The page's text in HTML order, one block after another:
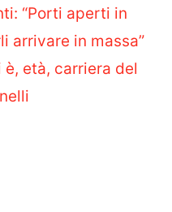
“Porti aperti in
arrivare in massa”
età, carriera del